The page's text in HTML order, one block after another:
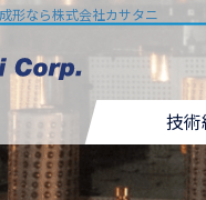
形なら株式会社カサタニ
技